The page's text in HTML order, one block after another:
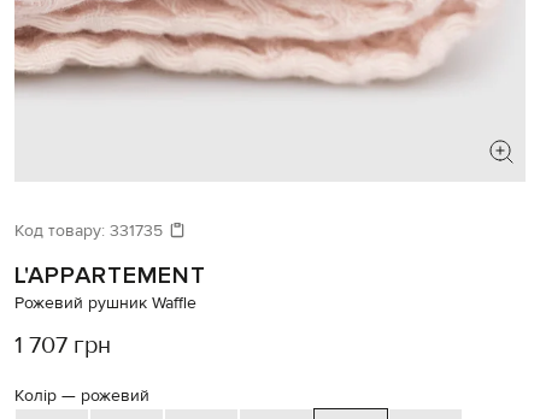
Код товару: 331735
L'APPARTEMENT
Рожевий рушник Waffle
1 707 грн
Колір — рожевий